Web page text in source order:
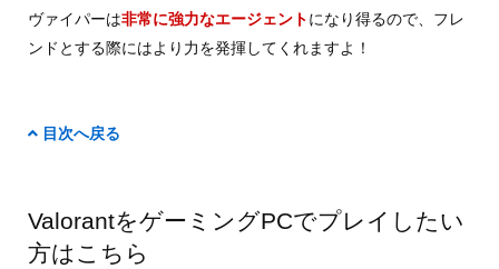
ヴァイパーは非常に強力なエージェントになり得るので、フレ
ンドとする際にはより力を発揮してくれますよ！
目次へ戻る
ValorantをゲーミングPCでプレイしたい
方はこちら